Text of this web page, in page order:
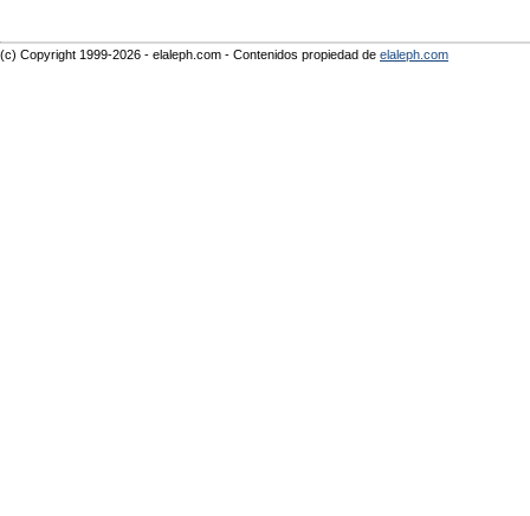
(c) Copyright 1999-2026 - elaleph.com - Contenidos propiedad de elaleph.com